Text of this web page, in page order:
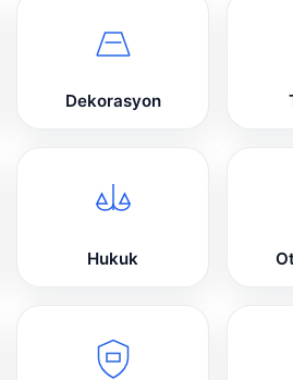
Dekorasyon
Hukuk